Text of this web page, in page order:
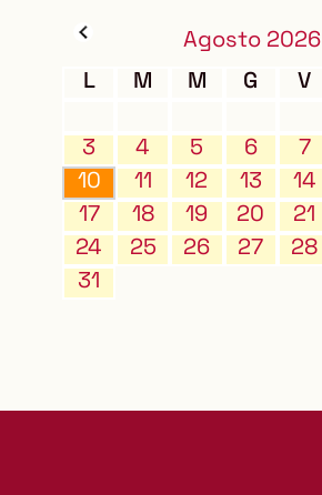
Agosto 2026
L
M M G V
3
4 5 6 7
10
11 12 13 14
17
18 19 20 21
24
25 26 27 28
31